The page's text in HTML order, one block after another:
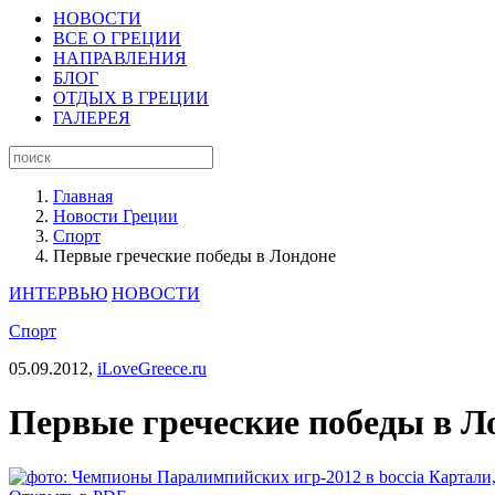
НОВОСТИ
ВСЕ О ГРЕЦИИ
НАПРАВЛЕНИЯ
БЛОГ
ОТДЫХ В ГРЕЦИИ
ГАЛЕРЕЯ
Главная
Новости Греции
Спорт
Первые греческие победы в Лондоне
ИНТЕРВЬЮ НОВОСТИ
Спорт
05.09.2012, iLoveGreece.ru
Первые греческие победы в